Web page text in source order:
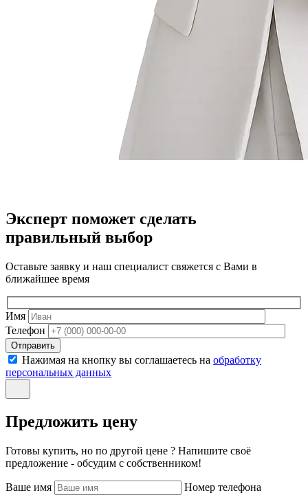
Эксперт поможет сделать
правильный выбор
Оставьте заявку и наш специалист свяжется с Вами в
ближайшее время
Имя
Телефон
Отправить
Нажимая на кнопку вы соглашаетесь на обработку
персональных данных
Предложить цену
Готовы купить, но по другой цене ? Напишите своё
предложение - обсудим с собственником!
Ваше имя Номер телефона